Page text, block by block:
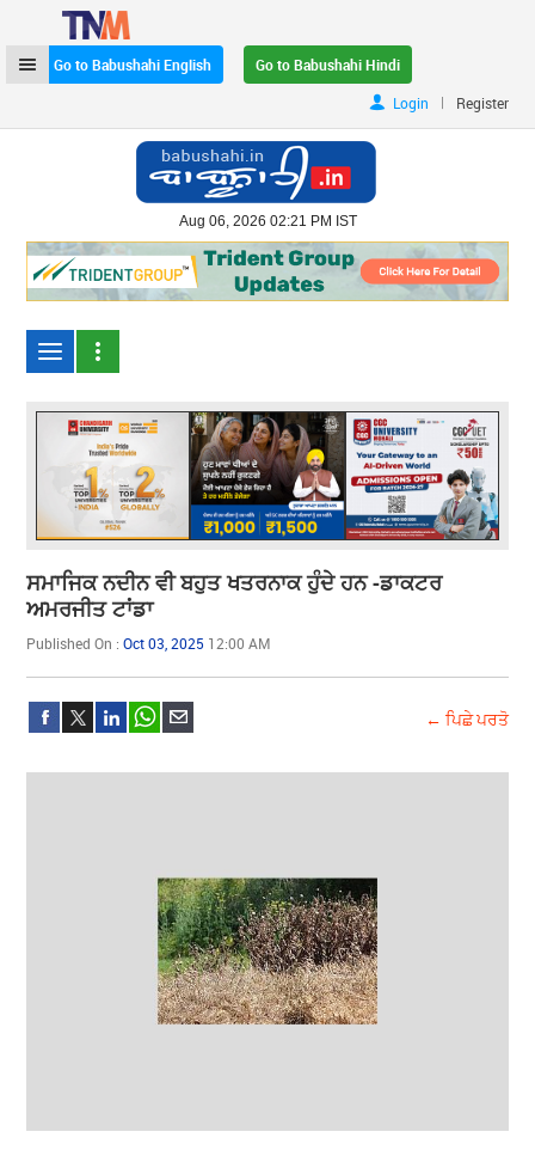
Go to Babushahi English
Go to Babushahi Hindi
Login
| Register
Aug 06, 2026 02:21 PM IST
ਸਮਾਜਿਕ ਨਦੀਨ ਵੀ ਬਹੁਤ ਖਤਰਨਾਕ ਹੁੰਦੇ ਹਨ -ਡਾਕਟਰ
ਅਮਰਜੀਤ ਟਾਂਡਾ
Published On :Oct 03, 2025 12:00 AM
← ਪਿਛੇ ਪਰਤੋ